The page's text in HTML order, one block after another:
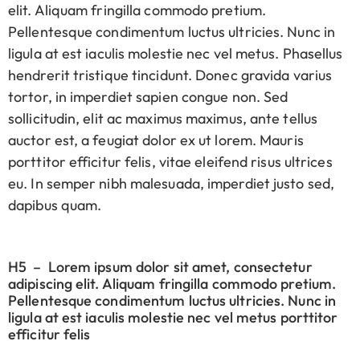
elit. Aliquam fringilla commodo pretium.
Pellentesque condimentum luctus ultricies. Nunc in
ligula at est iaculis molestie nec vel metus. Phasellus
hendrerit tristique tincidunt. Donec gravida varius
tortor, in imperdiet sapien congue non. Sed
sollicitudin, elit ac maximus maximus, ante tellus
auctor est, a feugiat dolor ex ut lorem. Mauris
porttitor efficitur felis, vitae eleifend risus ultrices
eu. In semper nibh malesuada, imperdiet justo sed,
dapibus quam.
H5 – Lorem ipsum dolor sit amet, consectetur
adipiscing elit. Aliquam fringilla commodo pretium.
Pellentesque condimentum luctus ultricies. Nunc in
ligula at est iaculis molestie nec vel metus porttitor
efficitur felis